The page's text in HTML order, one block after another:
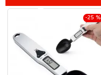
-25 %